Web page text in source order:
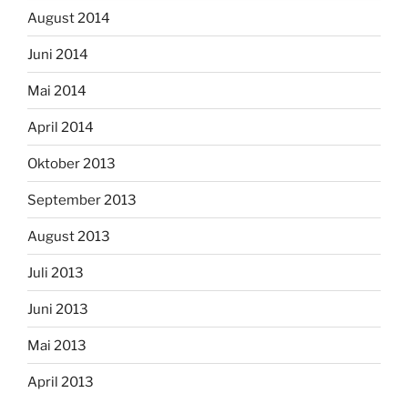
August 2014
Juni 2014
Mai 2014
April 2014
Oktober 2013
September 2013
August 2013
Juli 2013
Juni 2013
Mai 2013
April 2013